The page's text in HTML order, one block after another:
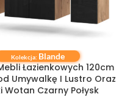
Kolekcja: Blande
Łazienkowych 120cm
Umywalkę I Lustro Oraz
Wotan Czarny Połysk